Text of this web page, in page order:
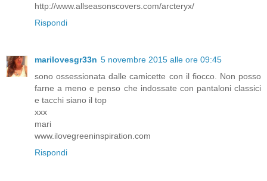
http://www.allseasonscovers.com/arcteryx/
Rispondi
marilovesgr33n 5 novembre 2015 alle ore 09:45
sono ossessionata dalle camicette con il fiocco. Non posso
farne a meno e penso che indossate con pantaloni classici
e tacchi siano il top
xxx
mari
www.ilovegreeninspiration.com
Rispondi